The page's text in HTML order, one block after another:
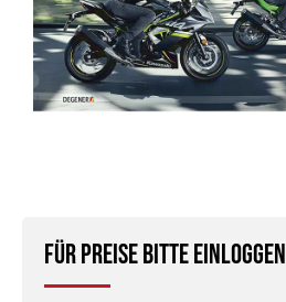
Für Preise bitte einloggen